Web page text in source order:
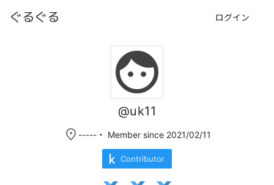
ぐるぐる ログイン
face
@uk11
place -----・ Member since 2021/02/11
Contributor